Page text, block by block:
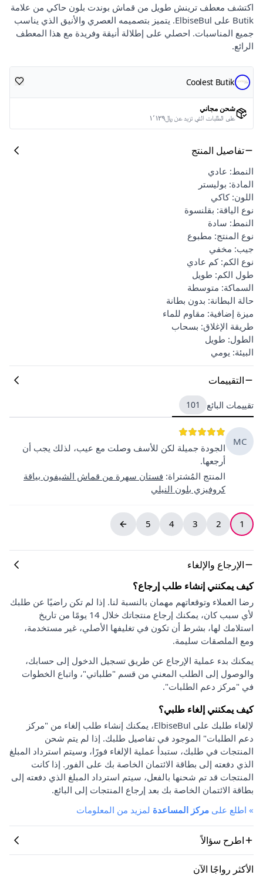
اكتشف معطف ترينش طويل من قماش بوندت بلون حاكي من علامة
Butik على ElbiseBul. يتميز بتصميمه العصري والأنيق الذي يناسب
جميع المناسبات. احصلي على إطلالة أنيقة وفريدة مع هذا المعطف
الرائع.
Coolest Butik
شحن مجاني
على الطلبات التي تزيد عن ﷼١٬١٢٩
تفاصيل المنتج
النمط: عادي
المادة: بوليستر
اللون: كاكي
نوع الياقة: بقلنسوة
النمط: سادة
نوع المنتج: مطبوع
جيب: مخفي
نوع الكم: كم عادي
طول الكم: طويل
السماكة: متوسطة
حالة البطانة: بدون بطانة
ميزة إضافية: مقاوم للماء
طريقة الإغلاق: بسحاب
الطول: طويل
البيئة: يومي
التقييمات
تقييمات البائع 101
MC
الجودة جميلة لكن للأسف وصلت مع عيب، لذلك يجب أن
أرجعها.
المنتج المُشتراة: فستان سهرة من قماش الشيفون بياقة
كروفيزي بلون النيلي
1
2
3
4
5
الإرجاع والإلغاء
كيف يمكنني إنشاء طلب إرجاع؟
رضا العملاء وتوقعاتهم مهمان بالنسبة لنا. إذا لم تكن راضيًا عن طلبك
لأي سبب كان، يمكنك إرجاع منتجاتك خلال 14 يومًا من تاريخ
استلامك لها، بشرط أن تكون في تغليفها الأصلي، غير مستخدمة،
ومع الملصقات سليمة.
يمكنك بدء عملية الإرجاع عن طريق تسجيل الدخول إلى حسابك،
والوصول إلى الطلب المعني من قسم "طلباتي"، واتباع الخطوات
في "مركز دعم الطلبات".
كيف يمكنني إلغاء طلبي؟
لإلغاء طلبك على ElbiseBul، يمكنك إنشاء طلب إلغاء من "مركز
دعم الطلبات" الموجود في تفاصيل طلبك. إذا لم يتم شحن
المنتجات في طلبك، ستبدأ عملية الإلغاء فورًا، وسيتم استرداد المبلغ
الذي دفعته إلى بطاقة الائتمان الخاصة بك على الفور. إذا كانت
المنتجات قد تم شحنها بالفعل، سيتم استرداد المبلغ الذي دفعته إلى
بطاقة الائتمان الخاصة بك بعد إرجاع المنتجات إلى البائع.
» اطلع على مركز المساعدة لمزيد من المعلومات
اطرح سؤالاً
الأكثر رواجًا الآن